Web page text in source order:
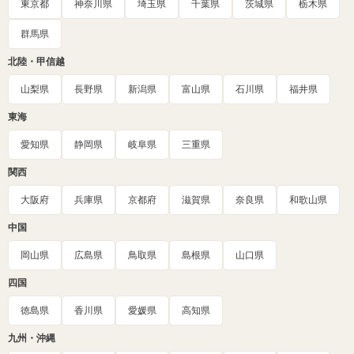
東京都 神奈川県 埼玉県 千葉県 茨城県 栃木県
群馬県
北陸・甲信越
山梨県 長野県 新潟県 富山県 石川県 福井県
東海
愛知県 静岡県 岐阜県 三重県
関西
大阪府 兵庫県 京都府 滋賀県 奈良県 和歌山県
中国
岡山県 広島県 鳥取県 島根県 山口県
四国
徳島県 香川県 愛媛県 高知県
九州・沖縄